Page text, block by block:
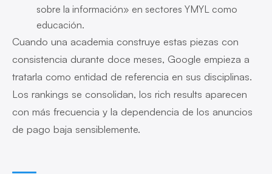
sobre la información» en sectores YMYL como
educación.
Cuando una academia construye estas piezas con
consistencia durante doce meses, Google empieza a
tratarla como entidad de referencia en sus disciplinas.
Los rankings se consolidan, los rich results aparecen
con más frecuencia y la dependencia de los anuncios
de pago baja sensiblemente.